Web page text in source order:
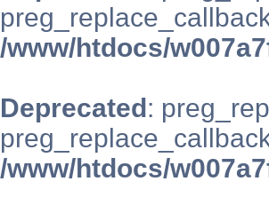
/www/htdocs/
Deprecated:
/www/htdocs/